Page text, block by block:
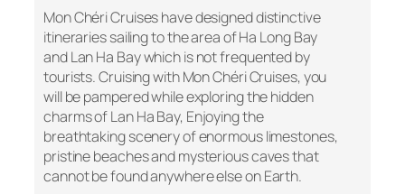
Mon Chéri Cruises have designed distinctive
itineraries sailing to the area of Ha Long Bay
and Lan Ha Bay which is not frequented by
tourists. Cruising with Mon Chéri Cruises, you
will be pampered while exploring the hidden
charms of Lan Ha Bay, Enjoying the
breathtaking scenery of enormous limestones,
pristine beaches and mysterious caves that
cannot be found anywhere else on Earth.